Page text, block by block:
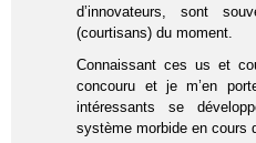
d’innovateurs, sont
(courtisans) du moment.
Connaissant ces us et
concouru et je m’en
intéressants se
système morbide en cours